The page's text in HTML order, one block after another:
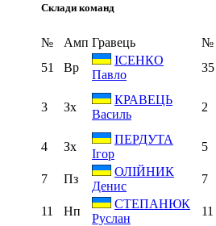
Склади команд
№ Амп Гравець №
51
Вр
ІСЕНКО
Павло
35
3 Зх
КРАВЕЦЬ
Василь
2
4
Зх
ПЕРДУТА
Ігор
5
7
Пз
ОЛІЙНИК
Денис
7
11
Нп
СТЕПАНЮК
Руслан
11